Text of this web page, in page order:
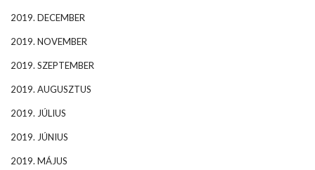
2019. DECEMBER
2019. NOVEMBER
2019. SZEPTEMBER
2019. AUGUSZTUS
2019. JÚLIUS
2019. JÚNIUS
2019. MÁJUS